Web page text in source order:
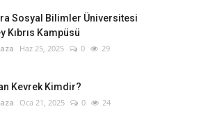
Sosyal Bilimler Üniversitesi
Kıbrıs Kampüsü
Haz 25, 2025 0 29
Kevrek Kimdir?
Oca 21, 2025 0 24